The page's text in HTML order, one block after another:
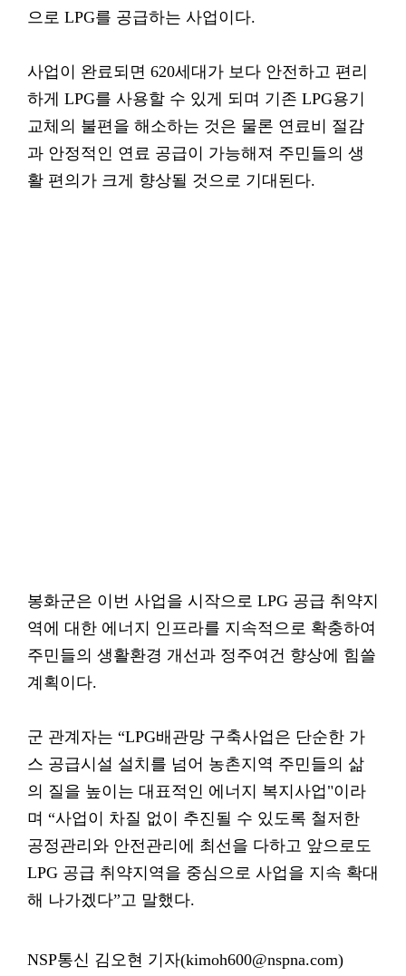
으로 LPG를 공급하는 사업이다.
사업이 완료되면 620세대가 보다 안전하고 편리
하게 LPG를 사용할 수 있게 되며 기존 LPG용기
교체의 불편을 해소하는 것은 물론 연료비 절감
과 안정적인 연료 공급이 가능해져 주민들의 생
활 편의가 크게 향상될 것으로 기대된다.
봉화군은 이번 사업을 시작으로 LPG 공급 취약지
역에 대한 에너지 인프라를 지속적으로 확충하여
주민들의 생활환경 개선과 정주여건 향상에 힘쓸
계획이다.
군 관계자는 “LPG배관망 구축사업은 단순한 가
스 공급시설 설치를 넘어 농촌지역 주민들의 삶
의 질을 높이는 대표적인 에너지 복지사업"이라
며 “사업이 차질 없이 추진될 수 있도록 철저한
공정관리와 안전관리에 최선을 다하고 앞으로도
LPG 공급 취약지역을 중심으로 사업을 지속 확대
해 나가겠다”고 말했다.
NSP통신 김오현 기자(kimoh600@nspna.com)